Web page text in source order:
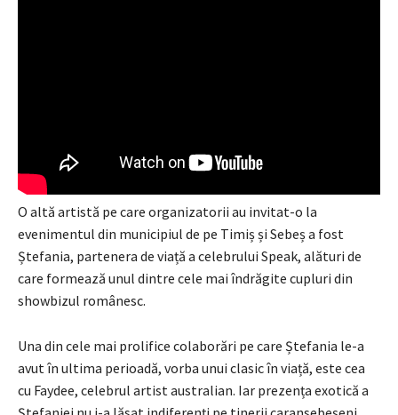
O altă artistă pe care organizatorii au invitat-o la
evenimentul din municipiul de pe Timiș și Sebeș a fost
Ștefania, partenera de viață a celebrului Speak, alături de
care formează unul dintre cele mai îndrăgite cupluri din
showbizul românesc.
Una din cele mai prolifice colaborări pe care Ștefania le-a
avut în ultima perioadă, vorba unui clasic în viață, este cea
cu Faydee, celebrul artist australian. Iar prezența exotică a